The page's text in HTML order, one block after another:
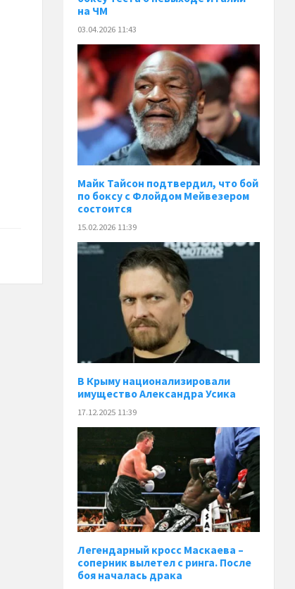
на ЧМ
03.04.2026 11:43
Майк Тайсон подтвердил, что бой
по боксу с Флойдом Мейвезером
состоится
15.02.2026 11:39
В Крыму национализировали
имущество Александра Усика
17.12.2025 11:39
Легендарный кросс Маскаева –
соперник вылетел с ринга. После
боя началась драка